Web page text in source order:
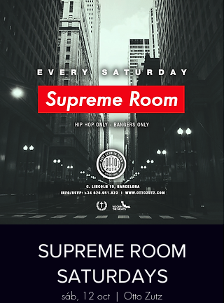
SUPREME ROOM
SATURDAYS
sáb, 12 oct
  |
Otto Zutz